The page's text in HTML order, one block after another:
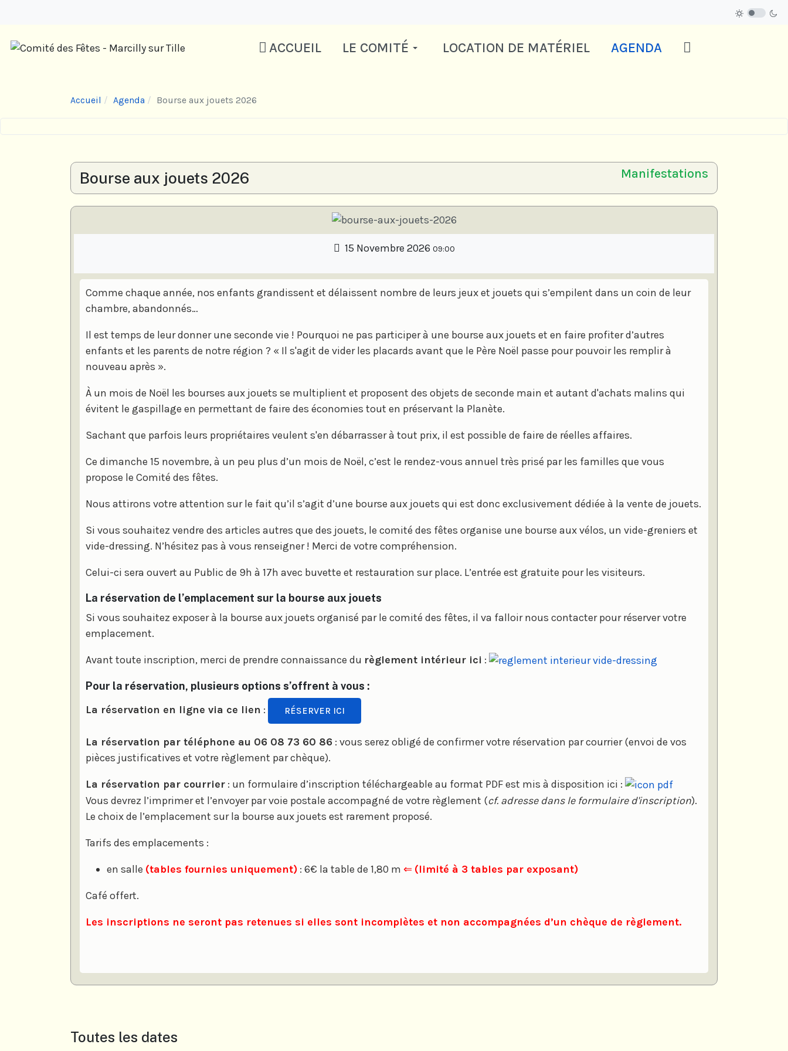
ACCUEIL LE COMITÉ LOCATION DE MATÉRIEL AGENDA
Accueil Agenda Bourse aux jouets 2026
Bourse aux jouets 2026 Manifestations
15 Novembre 2026 09:00
Comme chaque année, nos enfants grandissent et délaissent nombre de leurs jeux et jouets qui s’empilent dans un coin de leur
chambre, abandonnés…
Il est temps de leur donner une seconde vie ! Pourquoi ne pas participer à une bourse aux jouets et en faire profiter d’autres
enfants et les parents de notre région ? « Il s'agit de vider les placards avant que le Père Noël passe pour pouvoir les remplir à
nouveau après ».
À un mois de Noël les bourses aux jouets se multiplient et proposent des objets de seconde main et autant d'achats malins qui
évitent le gaspillage en permettant de faire des économies tout en préservant la Planète.
Sachant que parfois leurs propriétaires veulent s'en débarrasser à tout prix, il est possible de faire de réelles affaires.
Ce dimanche 15 novembre, à un peu plus d’un mois de Noël, c’est le rendez-vous annuel très prisé par les familles que vous
propose le Comité des fêtes.
Nous attirons votre attention sur le fait qu’il s’agit d’une bourse aux jouets qui est donc exclusivement dédiée à la vente de jouets.
Si vous souhaitez vendre des articles autres que des jouets, le comité des fêtes organise une bourse aux vélos, un vide-greniers et
vide-dressing. N’hésitez pas à vous renseigner ! Merci de votre compréhension.
Celui-ci sera ouvert au Public de 9h à 17h avec buvette et restauration sur place. L’entrée est gratuite pour les visiteurs.
La réservation de l’emplacement sur la bourse aux jouets
Si vous souhaitez exposer à la bourse aux jouets organisé par le comité des fêtes, il va falloir nous contacter pour réserver votre
emplacement.
Avant toute inscription, merci de prendre connaissance du règlement intérieur ici :
Pour la réservation, plusieurs options s’offrent à vous :
La réservation en ligne via ce lien : RÉSERVER ICI
La réservation par téléphone au 06 08 73 60 86 : vous serez obligé de confirmer votre réservation par courrier (envoi de vos
pièces justificatives et votre règlement par chèque).
La réservation par courrier : un formulaire d’inscription téléchargeable au format PDF est mis à disposition ici :
Vous devrez l’imprimer et l’envoyer par voie postale accompagné de votre règlement (cf. adresse dans le formulaire d'inscription).
Le choix de l’emplacement sur la bourse aux jouets est rarement proposé.
Tarifs des emplacements :
en salle (tables fournies uniquement) : 6€ la table de 1,80 m ⇐ (limité à 3 tables par exposant)
Café offert.
Les inscriptions ne seront pas retenues si elles sont incomplètes et non accompagnées d’un chèque de règlement.
Toutes les dates